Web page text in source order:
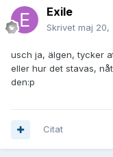
Exile
Skrivet maj 20,
usch ja, älgen, tycker
eller hur det stavas,
den:p
Citat